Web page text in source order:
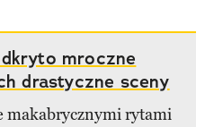
mroczne
drastyczne sceny
makabrycznymi rytami